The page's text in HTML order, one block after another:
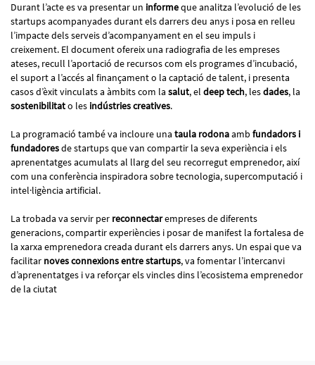
Durant l’acte es va presentar un informeque analitza l’evolució de les
startups acompanyades durant els darrers deu anys i posa en relleu
l’impacte dels serveis d’acompanyament en el seu impuls i
creixement. El document ofereix una radiografia de les empreses
ateses, recull l’aportació de recursos com els programes d’incubació,
el suport a l’accés al finançament o la captació de talent, i presenta
casos d’èxit vinculats a àmbits com la salut, el deep tech, lesdades, la
sostenibilitato les indústries creatives.
La programació també va incloure una taula rodonaamb fundadors i
fundadoresde startups que van compartir la seva experiència i els
aprenentatges acumulats al llarg del seu recorregut emprenedor, així
com una conferència inspiradora sobre tecnologia, supercomputació i
intel·ligència artificial.
La trobada va servir per reconnectarempreses de diferents
generacions, compartir experiències i posar de manifest la fortalesa de
la xarxa emprenedora creada durant els darrers anys. Un espai que va
facilitar noves connexions entre startups, va fomentar l’intercanvi
d’aprenentatges i va reforçar els vincles dins l’ecosistema emprenedor
de la ciutat